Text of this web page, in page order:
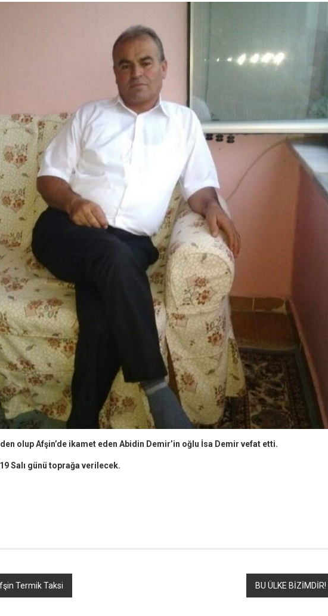
olup Afşin’de ikamet eden Abidin Demir’in oğlu İsa Demir vefat etti.
Salı günü toprağa verilecek.
Termik Taksi BU ÜLKE BİZİMDİR!